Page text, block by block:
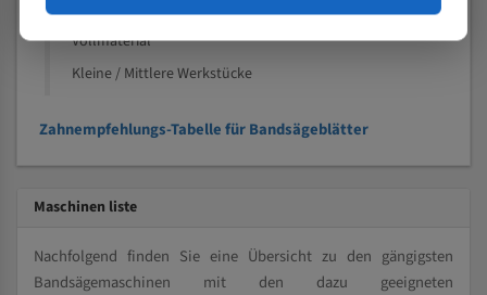
Kleine und mittlere Profile / Kleine Durchmesser
Vollmaterial
Kleine / Mittlere Werkstücke
Zahnempfehlungs-Tabelle für Bandsägeblätter
Maschinen liste
Nachfolgend finden Sie eine Übersicht zu den gängigsten
Bandsägemaschinen mit den dazu geeigneten